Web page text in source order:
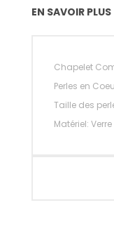
EN SAVOIR PLUS
Chapelet
Perles en
Taille des
Matériel: Verre